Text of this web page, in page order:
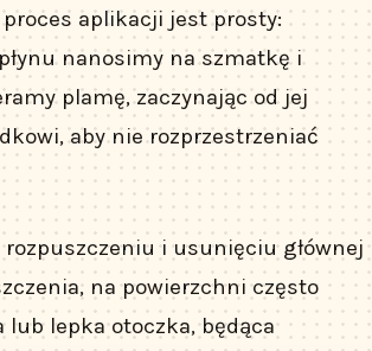
proces aplikacji jest prosty:
nanosimy na szmatkę i
plamę, zaczynając od jej
aby nie rozprzestrzeniać
i usunięciu głównej
na powierzchni często
lub lepka otoczka, będąca